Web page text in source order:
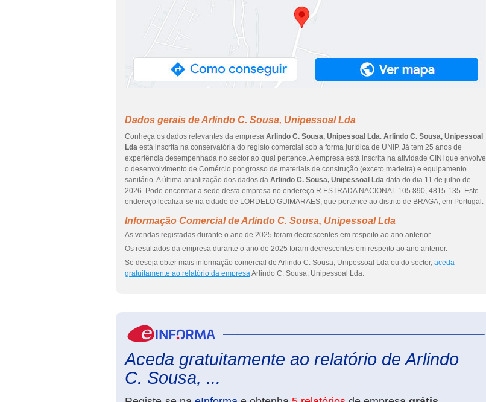
Dados gerais de Arlindo C. Sousa, Unipessoal Lda
Conheça os dados relevantes da empresa Arlindo C. Sousa, Unipessoal Lda. Arlindo C. Sousa, Unipessoal
Lda está inscrita na conservatória do registo comercial sob a forma jurídica de UNIP. Já tem 25 anos de
experiência desempenhada no sector ao qual pertence. A empresa está inscrita na atividade CINI que envolve
o desenvolvimento de Comércio por grosso de materiais de construção (exceto madeira) e equipamento
sanitário. A última atualização dos dados da Arlindo C. Sousa, Unipessoal Lda data do dia 11 de julho de
2026. Pode encontrar a sede desta empresa no endereço R ESTRADA NACIONAL 105 890, 4815-135. Este
endereço localiza-se na cidade de LORDELO GUIMARAES, que pertence ao distrito de BRAGA, em Portugal.
Informação Comercial de Arlindo C. Sousa, Unipessoal Lda
As vendas registadas durante o ano de 2025 foram decrescentes em respeito ao ano anterior.
Os resultados da empresa durante o ano de 2025 foram decrescentes em respeito ao ano anterior.
Se deseja obter mais informação comercial de Arlindo C. Sousa, Unipessoal Lda ou do sector, aceda
gratuitamente ao relatório da empresaArlindo C. Sousa, Unipessoal Lda.
Aceda gratuitamente ao relatório de Arlindo
C. Sousa, ...